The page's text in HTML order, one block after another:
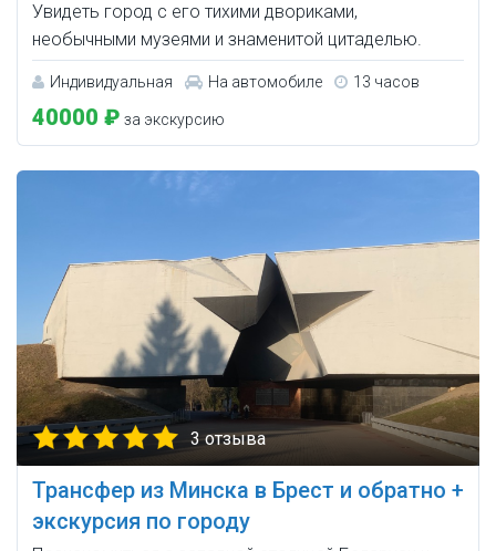
Увидеть город с его тихими двориками,
необычными музеями и знаменитой цитаделью.
Индивидуальная На автомобиле 13 часов
40000 ₽ за экскурсию
3 отзыва
Трансфер из Минска в Брест и обратно +
экскурсия по городу